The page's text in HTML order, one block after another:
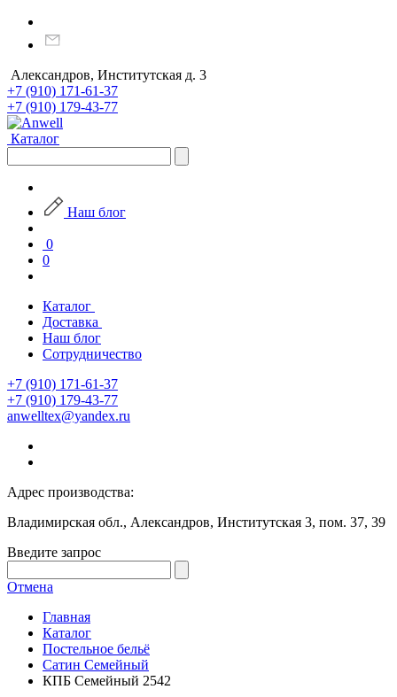
Александров, Институтская д. 3
+7 (910) 171-61-37
+7 (910) 179-43-77
Каталог
Наш блог
0
0
Каталог
Доставка
Наш блог
Сотрудничество
+7 (910) 171-61-37
+7 (910) 179-43-77
anwelltex@yandex.ru
Адрес производства:
Владимирская обл., Александров, Институтская 3, пом. 37, 39
Введите запрос
Отмена
Главная
Каталог
Постельное бельё
Сатин Семейный
КПБ Семейный 2542